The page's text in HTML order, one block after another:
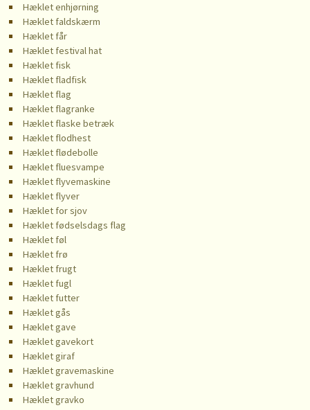
Hæklet enhjørning
Hæklet faldskærm
Hæklet får
Hæklet festival hat
Hæklet fisk
Hæklet fladfisk
Hæklet flag
Hæklet flagranke
Hæklet flaske betræk
Hæklet flodhest
Hæklet flødebolle
Hæklet fluesvampe
Hæklet flyvemaskine
Hæklet flyver
Hæklet for sjov
Hæklet fødselsdags flag
Hæklet føl
Hæklet frø
Hæklet frugt
Hæklet fugl
Hæklet futter
Hæklet gås
Hæklet gave
Hæklet gavekort
Hæklet giraf
Hæklet gravemaskine
Hæklet gravhund
Hæklet gravko